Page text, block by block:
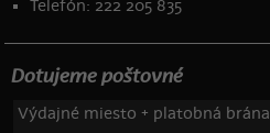
Telefón: 222 205 835
Dotujeme poštovné
Výdajné miesto + platobná brána